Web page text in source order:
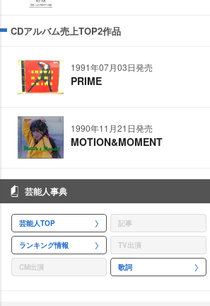
CDアルバム売上TOP2作品
1991年07月03日発売
PRIME
1990年11月21日発売
MOTION&MOMENT
芸能人事典
芸能人TOP 記事
ランキング情報 TV出演
CM出演 歌詞